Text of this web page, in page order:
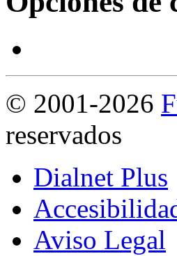
© 2001-2026
reservados
Dialnet Plus
Aviso Legal